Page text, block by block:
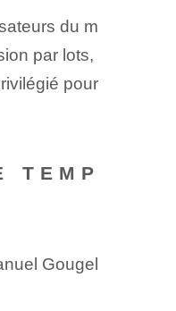
du m
par lots,
pour
TEMP
Gougel